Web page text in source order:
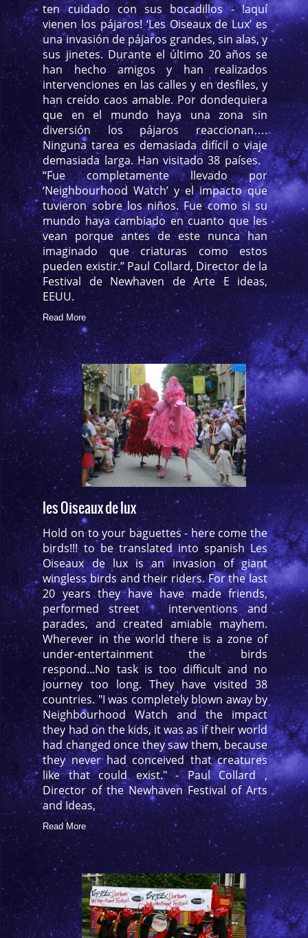
ten cuidado con sus bocadillos - !aquí
vienen los pájaros! ‘Les Oiseaux de Lux’ es
una invasión de pájaros grandes, sin alas, y
sus jinetes. Durante el último 20 años se
han hecho amigos y han realizados
intervenciones en las calles y en desfiles, y
han creído caos amable. Por dondequiera
que en el mundo haya una zona sin
diversión los pájaros reaccionan….
Ninguna tarea es demasiada difícil o viaje
demasiada larga. Han visitado 38 países.
“Fue completamente llevado por
‘Neighbourhood Watch’ y el impacto que
tuvieron sobre los niños. Fue como si su
mundo haya cambiado en cuanto que les
vean porque antes de este nunca han
imaginado que criaturas como estos
pueden existir.” Paul Collard, Director de la
Festival de Newhaven de Arte E ideas,
EEUU.
Read More
les Oiseaux de lux
Hold on to your baguettes - here come the
birds!!! to be translated into spanish Les
Oiseaux de lux is an invasion of giant
wingless birds and their riders. For the last
20 years they have have made friends,
performed street interventions and
parades, and created amiable mayhem.
Wherever in the world there is a zone of
under-entertainment the birds
respond...No task is too difficult and no
journey too long. They have visited 38
countries. "I was completely blown away by
Neighbourhood Watch and the impact
they had on the kids, it was as if their world
had changed once they saw them, because
they never had conceived that creatures
like that could exist." - Paul Collard ,
Director of the Newhaven Festival of Arts
and Ideas,
Read More